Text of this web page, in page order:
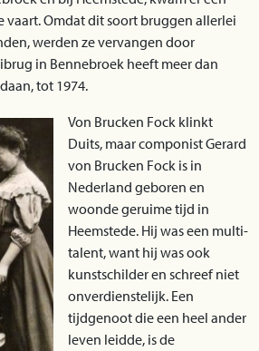
vaart. Omdat dit soort bruggen allerlei
werden ze vervangen door
in Bennebroek heeft meer dan
tot 1974.
Von Brucken Fock klinkt
Duits, maar componist Gerard
von Brucken Fock is in
Nederland geboren en
woonde geruime tijd in
Heemstede. Hij was een multi-
talent, want hij was ook
kunstschilder en schreef niet
onverdienstelijk. Een
tijdgenoot die een heel ander
leven leidde, is de